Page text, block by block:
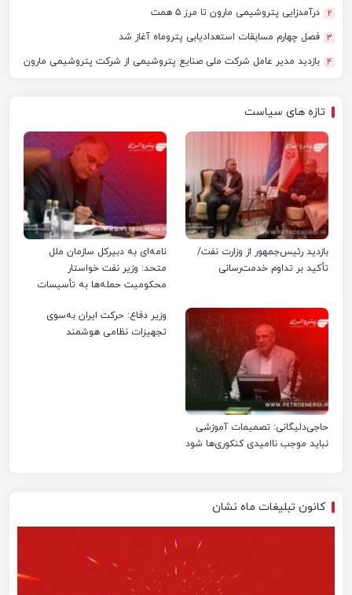
2 درآمدزایی پتروشیمی مارون تا مرز ۵ همت
3 فصل چهارم مسابقات استعدادیابی پتروماه آغاز شد
4 بازدید مدیر عامل شرکت ملی صنایع پتروشیمی از شرکت پتروشیمی مارون
تازه های سیاست
بازدید رئیس‌جمهور از وزارت نفت/
تأکید بر تداوم خدمت‌رسانی
نامه‌ای به دبیرکل سازمان ملل
متحد: وزیر نفت خواستار
محکومیت حمله‌ها به تأسیسات
حاجی‌دلیگانی: تصمیمات آموزشی
نباید موجب ناامیدی کنکوری‌ها شود
وزیر دفاع: حرکت ایران به‌سوی
تجهیزات نظامی هوشمند
کانون تبلیغات ماه نشان